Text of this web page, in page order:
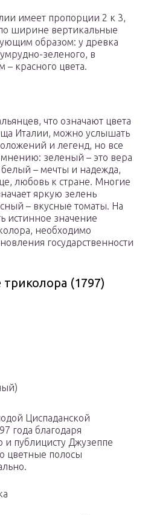
имеет пропорции 2 к 3,
ширине вертикальные
образом: у древка
зеленого, в
– красного цвета.
что означают цвета
Италии, можно услышать
и легенд, но все
зеленый – это вера
– мечты и надежда,
любовь к стране. Многие
яркую зелень
– вкусные томаты. На
истинное значение
необходимо
государственности
(1797)
Циспаданской
года благодаря
публицисту Джузеппе
цветные полосы